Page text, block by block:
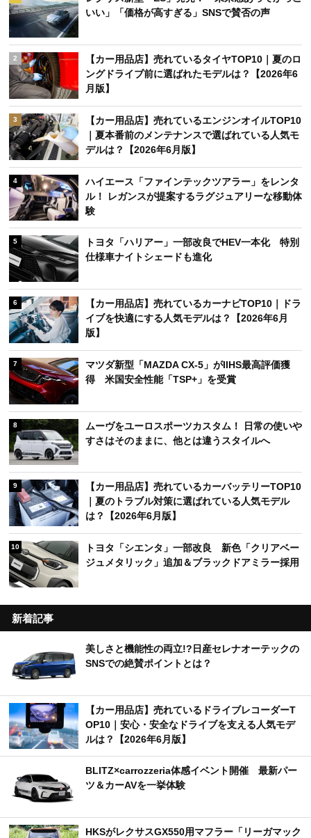
いい」「価格が高すぎる」SNSで賛否の声
2
【カー用品店】売れているタイヤTOP10｜夏のロ
ングドライブ前に選ばれたモデルは？【2026年6
月版】
3
【カー用品店】売れているエンジンオイルTOP10
｜夏本番前のメンテナンスで選ばれている人気モ
デルは？【2026年6月版】
4
ハイエース「ファインテックツアラー」をレンタ
ル！ レガンスが提案するラグジュアリーな移動体
験
5
トヨタ「ハリアー」一部改良でHEV一本化 特別
仕様車ナイトシェードも進化
6
【カー用品店】売れているカーナビTOP10｜ドラ
イブを快適にする人気モデルは？【2026年6月
版】
7
マツダ新型「MAZDA CX-5」がIIHS最高評価獲
得 米国安全性能「TSP+」を受賞
8
ムーヴをユーロスポーツカスタム！ 日常の使いや
すさはそのままに、他とは違うスタイルへ
9
【カー用品店】売れているカーバッテリーTOP10
｜夏のトラブル対策に選ばれている人気モデル
は？【2026年6月版】
10
トヨタ「シエンタ」一部改良 新色「クリアベー
ジュメタリック」追加＆ブラックドアミラー採用
新着記事
美しさと機能性の両立!?日産セレナオーテックの
SNSでの絶賛ポイントとは？
【カー用品店】売れているドライブレコーダーT
OP10｜安心・安全なドライブを支える人気モデ
ルは？【2026年6月版】
BLITZ×carrozzeria体感イベント開催 最新パー
ツ＆カーAVを一挙体験
HKSがレクサスGX550用マフラー「リーガマック